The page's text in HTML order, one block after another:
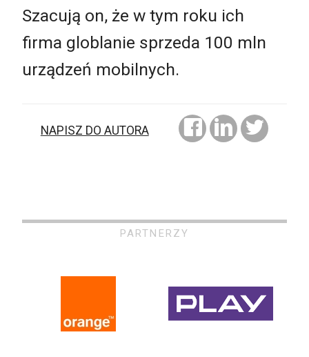
Szacują on, że w tym roku ich
firma globlanie sprzeda 100 mln
urządzeń mobilnych.
NAPISZ DO AUTORA
PARTNERZY